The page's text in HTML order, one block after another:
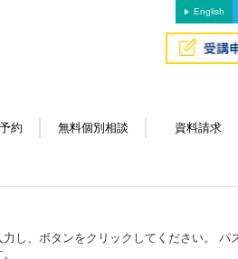
English
約 無料個別相談 資料請求
し、ボタンをクリックしてください。 パ